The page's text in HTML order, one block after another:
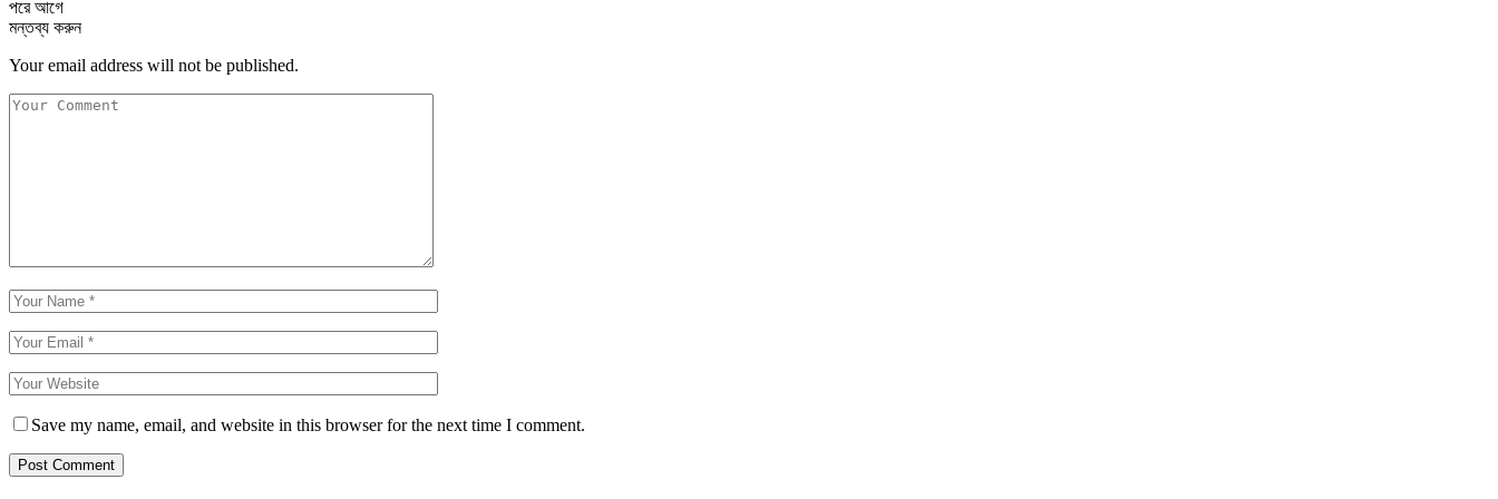
পরেআগে
মন্তব্য করুন
Your email address will not be published.
Save my name, email, and website in this browser for the next time I comment.